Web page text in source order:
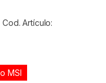
Artículo:
MSI